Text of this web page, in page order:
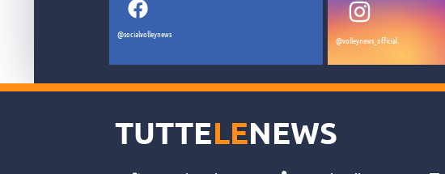
@socialvolleynews
@volleynews_official
TUTTELENEWS